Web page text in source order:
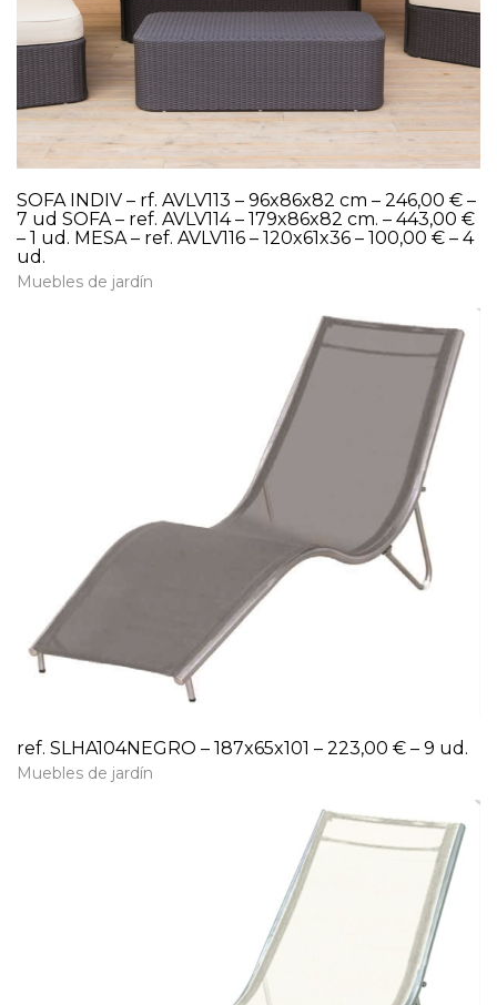
SOFA INDIV – rf. AVLV113 – 96x86x82 cm – 246,00 € –
7 ud SOFA – ref. AVLV114 – 179x86x82 cm. – 443,00 €
– 1 ud. MESA – ref. AVLV116 – 120x61x36 – 100,00 € – 4
ud.
Muebles de jardín
ref. SLHA104NEGRO – 187x65x101 – 223,00 € – 9 ud.
Muebles de jardín